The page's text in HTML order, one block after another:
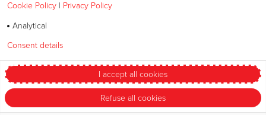
Cambiar mis preferencias
© 2026 Bandag
Cookie Policy | Privacy Policy
Analytical
I accept all cookies
Refuse all cookies
Consent details